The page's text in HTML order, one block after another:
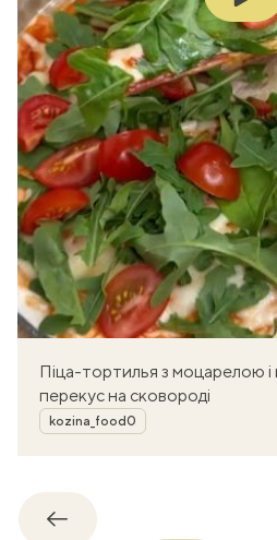
Піца-тортилья з моцарелою
перекус на сковороді
Автор
kozina_food0
Назад